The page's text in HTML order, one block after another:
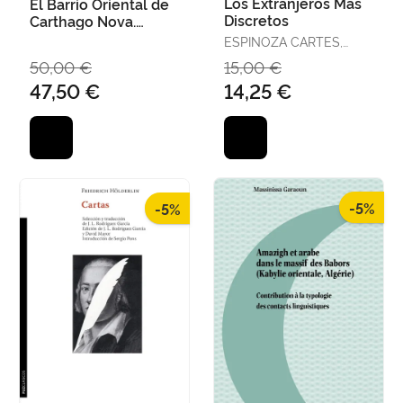
Carthago Nova.
50,00 €
47,50 €
Discretos
ESPINOZA CARTES,
15,00 €
14,25 €
-5% -5%